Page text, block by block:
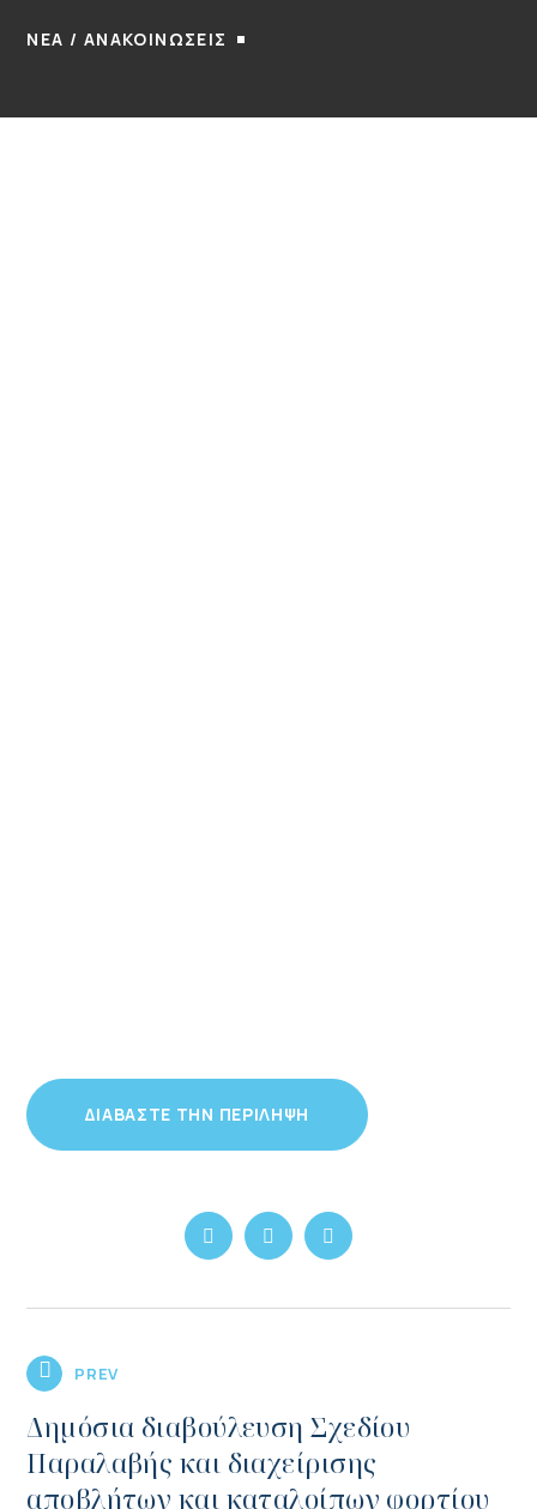
ΝΕΑ / ΑΝΑΚΟΙΝΩΣΕΙΣ
ΔΙΑΒΑΣΤΕ ΤΗΝ ΠΕΡΙΛΗΨΗ
PREV
Δημόσια διαβούλευση Σχεδίου
Παραλαβής και διαχείρισης
αποβλήτων και καταλοίπων φορτίου